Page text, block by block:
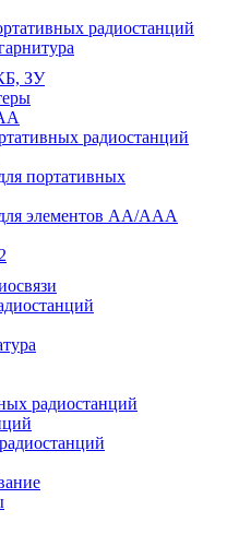
радиостанций
ЗУ
радиостанций
портативных
для элементов АА/ААА
радиостанций